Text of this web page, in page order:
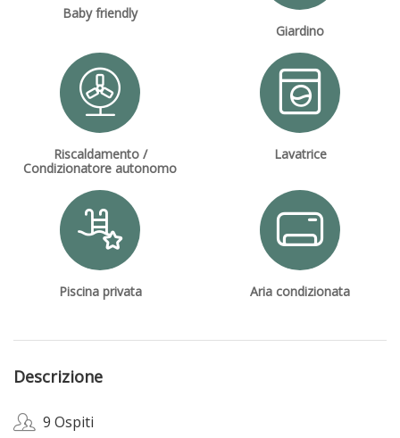
Baby friendly
Giardino
Riscaldamento /
Condizionatore autonomo
Lavatrice
Piscina privata Aria condizionata
Descrizione
9 Ospiti